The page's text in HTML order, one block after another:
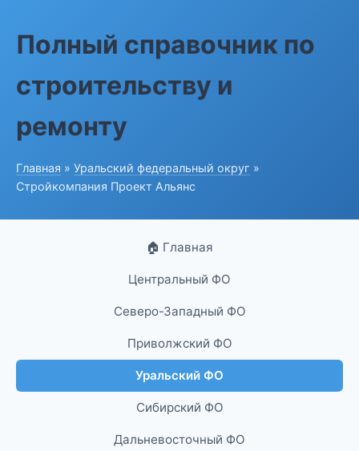
Полный справочник по
строительству и
ремонту
Главная » Уральский федеральный округ »
Стройкомпания Проект Альянс
🏠 Главная
Центральный ФО
Северо-Западный ФО
Приволжский ФО
Уральский ФО
Сибирский ФО
Дальневосточный ФО